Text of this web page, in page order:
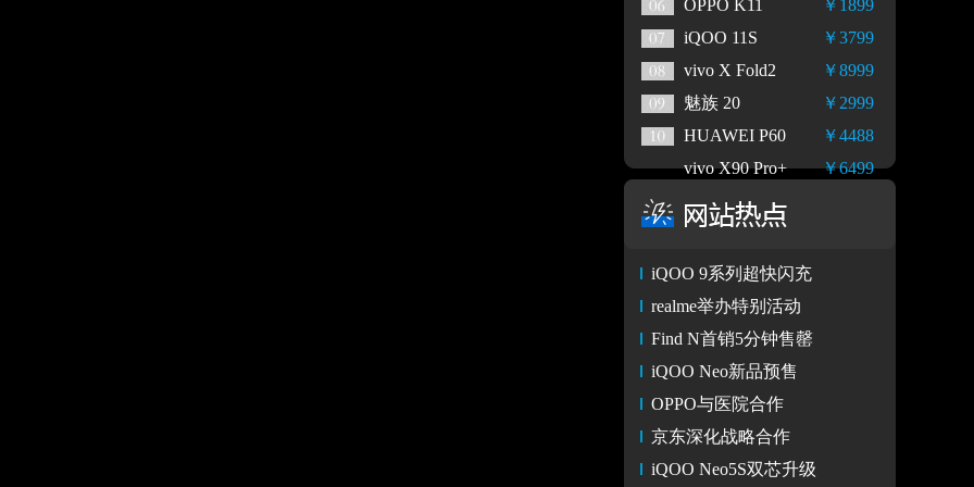
￥1899
OPPO K11
￥3799
iQOO 11S
￥8999
vivo X Fold2
￥2999
魅族 20
￥4488
HUAWEI P60
￥6499
vivo X90 Pro+
iQOO 9系列超快闪充
realme举办特别活动
Find N首销5分钟售罄
iQOO Neo新品预售
OPPO与医院合作
京东深化战略合作
iQOO Neo5S双芯升级